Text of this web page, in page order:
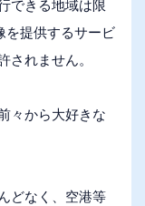
できる地域は限
を提供するサービ
されません。
々から大好きな
どなく、空港等